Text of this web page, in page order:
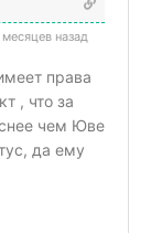
месяцев назад
права
, что за
чем Юве
да ему